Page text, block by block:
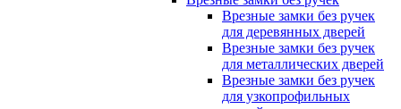
Врезные замки без ручек
для деревянных дверей
Врезные замки без ручек
для металлических дверей
Врезные замки без ручек
для узкопрофильных